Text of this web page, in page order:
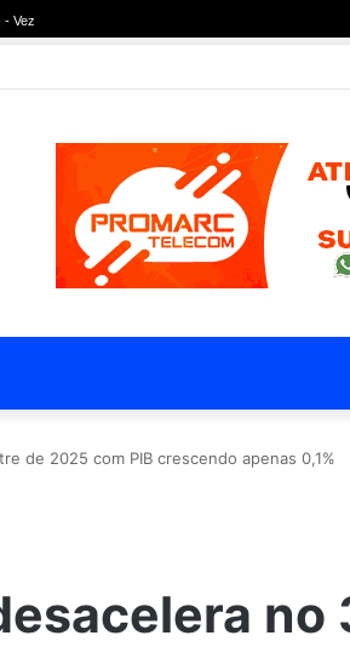
de 2025 com PIB crescendo apenas 0,1%
no